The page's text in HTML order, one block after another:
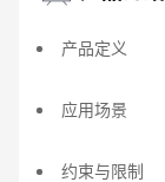
产品定义
应用场景
约束与限制